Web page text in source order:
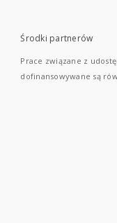
Środki partnerów
Prace związane z
dofinansowywane są